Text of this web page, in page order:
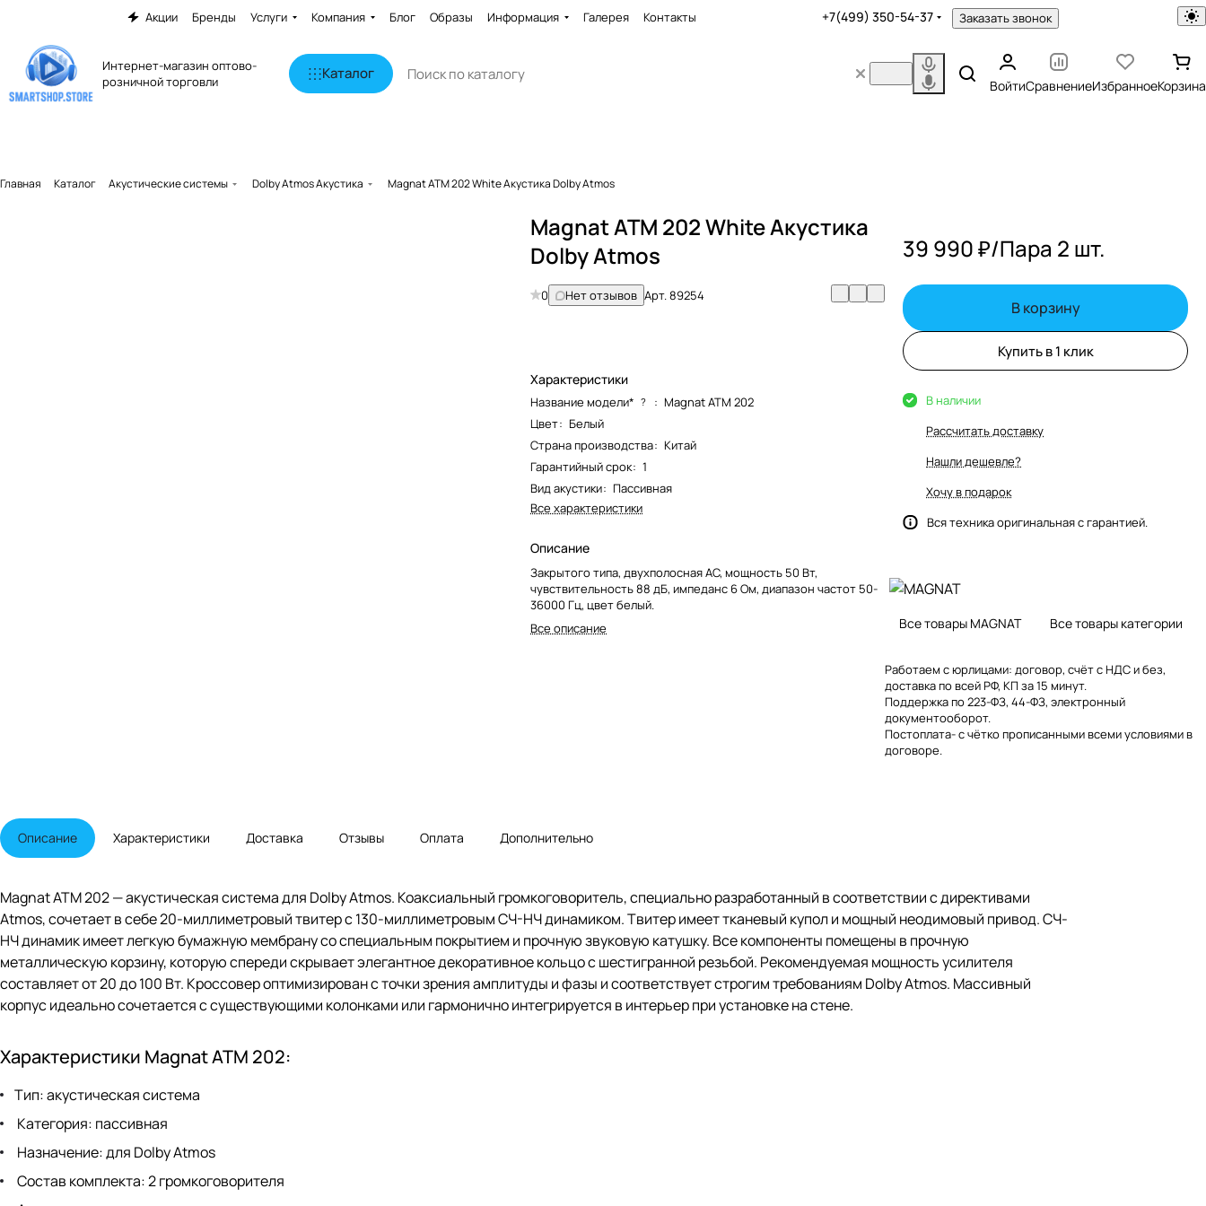
Акции Бренды Услуги Компания Блог Образы Информация Галерея Контакты +7(499) 350-54-37 Заказать звонок
Интернет-магазин оптово-
розничной торговли
Каталог
ВойтиСравнениеИзбранноеКорзина
Главная Каталог Акустические системы Dolby Atmos Акустика Magnat ATM 202 White Акустика Dolby Atmos
Magnat ATM 202 White Акустика
Dolby Atmos
0 Нет отзывов Арт.89254
Характеристики
Название модели* ? : Magnat ATM 202
Цвет: Белый
Страна производства: Китай
Гарантийный срок: 1
Вид акустики: Пассивная
Все характеристики
Описание
Закрытого типа, двухполосная АС, мощность 50 Вт,
чувствительность 88 дБ, импеданс 6 Ом, диапазон частот 50-
36000 Гц, цвет белый.
Все описание
39 990 ₽/Пара 2 шт.
В корзину
Купить в 1 клик
В наличии
Рассчитать доставку
Нашли дешевле?
Хочу в подарок
Вся техника оригинальная с гарантией.
Все товары MAGNAT Все товары категории
Работаем с юрлицами: договор, счёт с НДС и без,
доставка по всей РФ, КП за 15 минут.
Поддержка по 223-ФЗ, 44-ФЗ, электронный
документооборот.
Постоплата- с чётко прописанными всеми условиями в
договоре.
Описание Характеристики Доставка Отзывы Оплата Дополнительно
Magnat ATM 202 — акустическая система для Dolby Atmos. Коаксиальный громкоговоритель, специально разработанный в соответствии с директивами
Atmos, сочетает в себе 20-миллиметровый твитер с 130-миллиметровым СЧ-НЧ динамиком. Твитер имеет тканевый купол и мощный неодимовый привод. СЧ-
НЧ динамик имеет легкую бумажную мембрану со специальным покрытием и прочную звуковую катушку. Все компоненты помещены в прочную
металлическую корзину, которую спереди скрывает элегантное декоративное кольцо с шестигранной резьбой. Рекомендуемая мощность усилителя
составляет от 20 до 100 Вт. Кроссовер оптимизирован с точки зрения амплитуды и фазы и соответствует строгим требованиям Dolby Atmos. Массивный
корпус идеально сочетается с существующими колонками или гармонично интегрируется в интерьер при установке на стене.
Характеристики Magnat ATM 202:
Тип: акустическая система
Категория: пассивная
Назначение: для Dolby Atmos
Состав комплекта: 2 громкоговорителя